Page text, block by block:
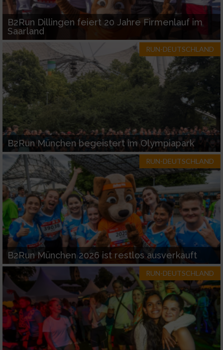
B2Run Dillingen feiert 20 Jahre Firmenlauf im
Saarland
RUN-DEUTSCHLAND
B2Run München begeistert im Olympiapark
RUN-DEUTSCHLAND
B2Run München 2026 ist restlos ausverkauft
RUN-DEUTSCHLAND